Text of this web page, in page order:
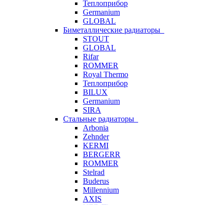
Теплоприбор
Germanium
GLOBAL
Биметаллические радиаторы
STOUT
GLOBAL
Rifar
ROMMER
Royal Thermo
Теплоприбор
BILUX
Germanium
SIRA
Стальные радиаторы
Arbonia
Zehnder
KERMI
BERGERR
ROMMER
Stelrad
Buderus
Millennium
AXIS